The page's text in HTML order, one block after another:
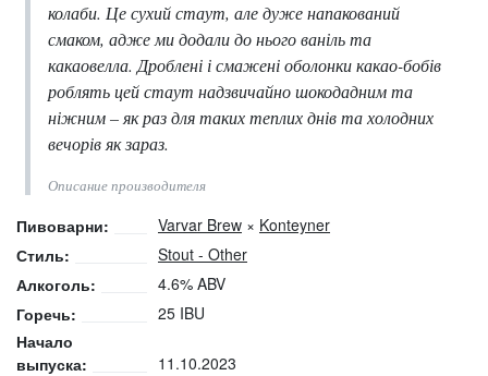
колаби. Це сухий стаут, але дуже напакований
смаком, адже ми додали до нього ваніль та
какаовелла. Дроблені і смажені оболонки какао-бобів
роблять цей стаут надзвичайно шокодадним та
ніжним – як раз для таких теплих днів та холодних
вечорів як зараз.
Описание производителя
Пивоварни: Varvar Brew × Konteyner
Стиль:
Stout - Other
Алкоголь:
4.6% ABV
Горечь:
25 IBU
Начало
выпуска:
11.10.2023